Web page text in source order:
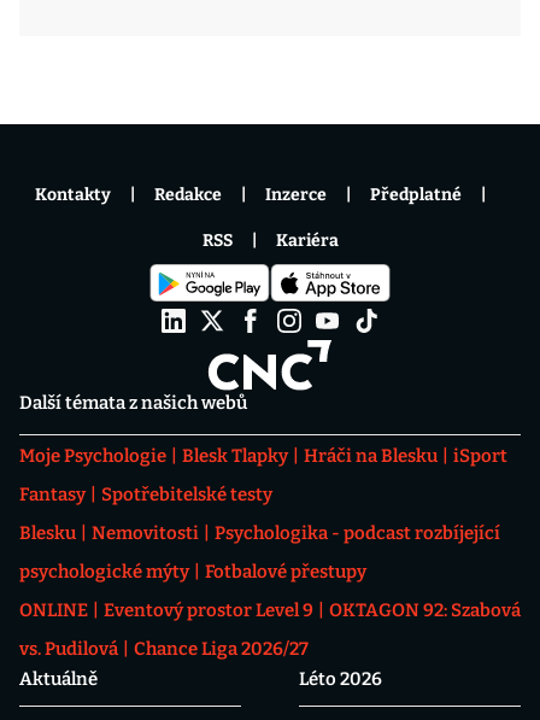
Další témata z našich webů
Moje Psychologie Blesk Tlapky Hráči na Blesku
iSport
Fantasy
Spotřebitelské testy
Blesku
Nemovitosti
Psychologika - podcast rozbíjející
psychologické mýty
Fotbalové přestupy
ONLINE
Eventový prostor Level 9
OKTAGON 92: Szabová
vs. Pudilová
Chance Liga 2026/27
Aktuálně
Léto 2026
Kontakty Redakce Inzerce Předplatné
RSS Kariéra